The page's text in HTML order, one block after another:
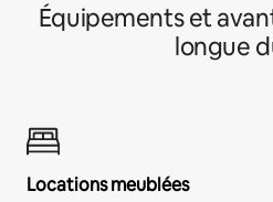
Équipements et
longue
Locations meublées